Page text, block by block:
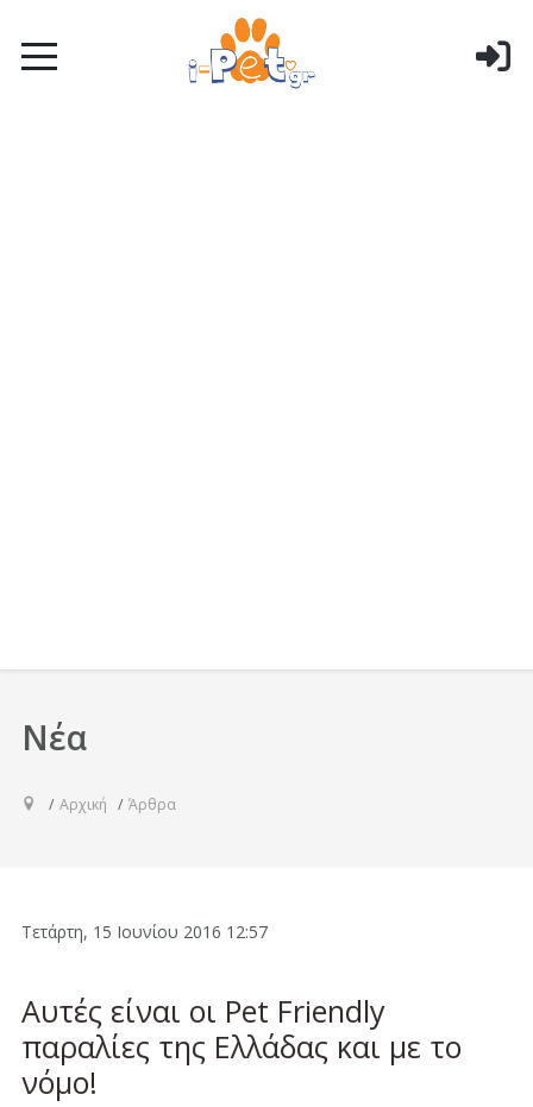
Νέα
Αρχική Άρθρα
Τετάρτη, 15 Ιουνίου 2016 12:57
Αυτές είναι οι Pet Friendly
παραλίες της Ελλάδας και με το
νόμο!